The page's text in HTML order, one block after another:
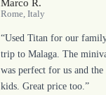
Marco R.
Rome, Italy
“Used Titan for our
trip to Malaga. The
was perfect for us and the
kids. Great price too.”